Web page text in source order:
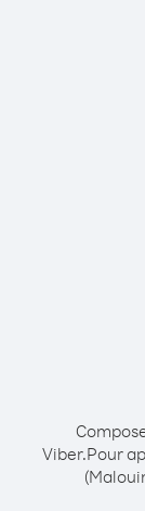
Viber.Pour